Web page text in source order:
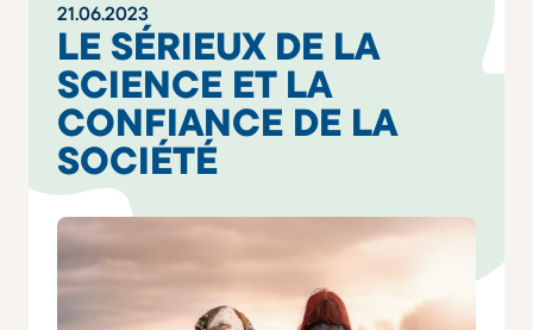
21.06.2023
LE SÉRIEUX DE LA
SCIENCE ET LA
CONFIANCE DE LA
SOCIÉTÉ